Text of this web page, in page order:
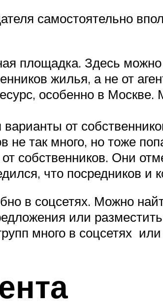
самостоятельно
площадка. Здесь
жилья, а не от
особенно в Москве.
от
не так много, но тоже
собственников. Они
что посредников и
в соцсетях. Можно
или
много в соцсетях или